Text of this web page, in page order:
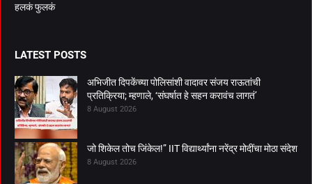
हलकं फुलकं
LATEST POSTS
अभिजीत दिपकेंच्या पोलिसांशी वादावर संजय राऊतांची
प्रतिक्रिया; म्हणाले, ‘संघर्षात हे सहन करावंच लागतं’
8 August 2026
जो शिकेल तोच जिंकेल!” IIT विद्यार्थ्यांना नरेंद्र मोदींचा मोठा संदेश
8 August 2026